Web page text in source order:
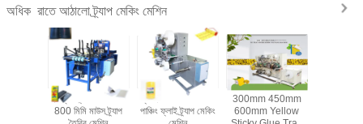
অধিক রাতে আঠালো ট্র্যাপ মেকিং মেশিন
হট দ্রবীভূত করা আঠালো
800 মিমি মাউস ট্র্যাপ
ফ্লাই ওয়েপ পোকা ফাঁদে
পাঞ্চিং ফ্লাই ট্র্যাপ মেকিং
300mm 450mm
600mm Yellow